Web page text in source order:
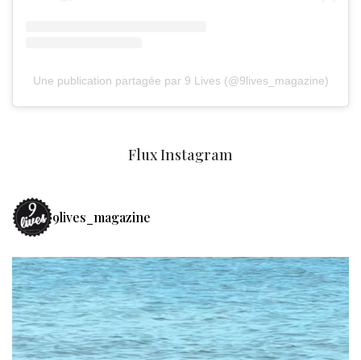
Une publication partagée par 9 Lives (@9lives_magazine)
Flux Instagram
9lives_magazine